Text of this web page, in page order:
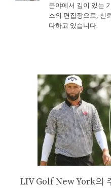
분야에서 깊이 있는
스의 편집장으로, 신
다하고 있습니다.
LIV Golf New York의